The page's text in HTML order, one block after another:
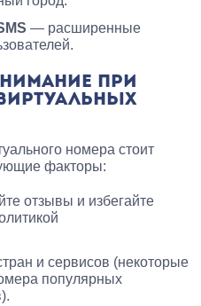
— расширенные
ПРИ
номера стоит
факторы:
отзывы и избегайте
и сервисов (некоторые
популярных